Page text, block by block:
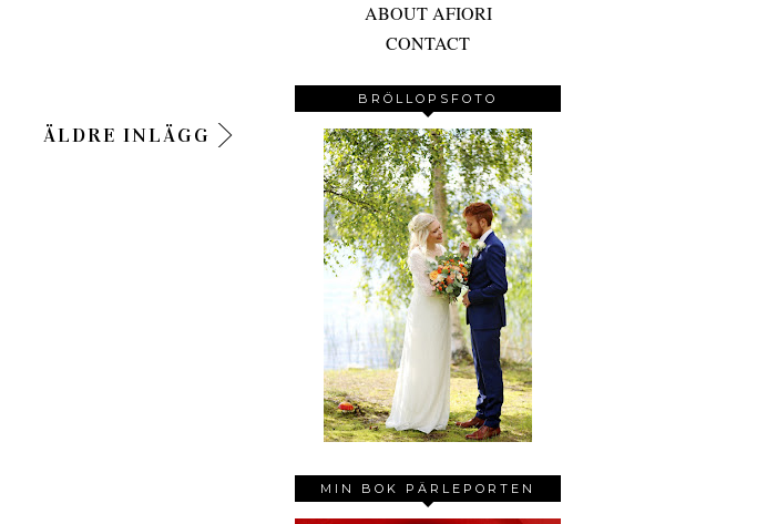
ÄLDRE INLÄGG
ABOUT AFIORI
CONTACT
BRÖLLOPSFOTO
MIN BOK PÄRLEPORTEN